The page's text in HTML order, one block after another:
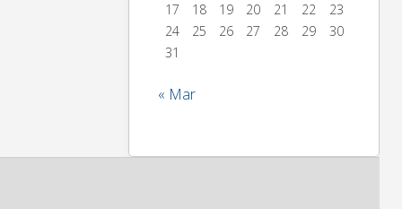
17
18 19 20 21 22
23
24
25 26 27 28 29
30
31
« Mar